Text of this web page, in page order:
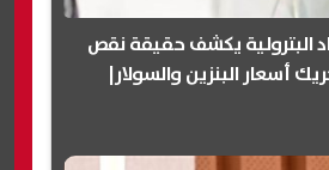
البترولية يكشف حقيقة نقص
أسعار البنزين والسولار|